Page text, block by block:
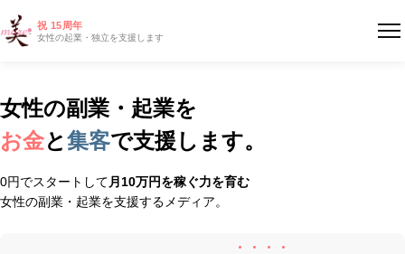
祝 15周年
女性の起業・独立を支援します
女性の副業・起業を
お金と集客で支援します。
0円でスタートして 月10万円を稼ぐ力を育む
女性の副業・起業を支援するメディア。